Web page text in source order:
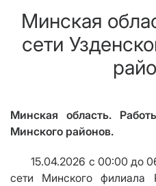
Минская
сети
Минская область.
Минского районов.
15.04.2026 с 00:00 до
сети Минского филиала